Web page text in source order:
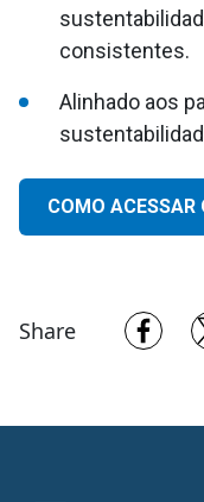
consistentes.
Alinhado aos
COMO ACESSAR
Share